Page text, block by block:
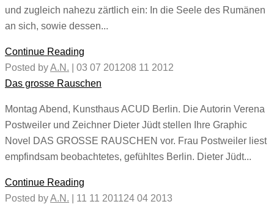
und zugleich nahezu zärtlich ein: In die Seele des Rumänen
an sich, sowie dessen...
Continue Reading
Posted byA.N. 03 07 201208 11 2012
Das grosse Rauschen
Montag Abend, Kunsthaus ACUD Berlin. Die Autorin Verena
Postweiler und Zeichner Dieter Jüdt stellen Ihre Graphic
Novel DAS GROSSE RAUSCHEN vor. Frau Postweiler liest
empfindsam beobachtetes, gefühltes Berlin. Dieter Jüdt...
Continue Reading
Posted byA.N. 11 11 201124 04 2013